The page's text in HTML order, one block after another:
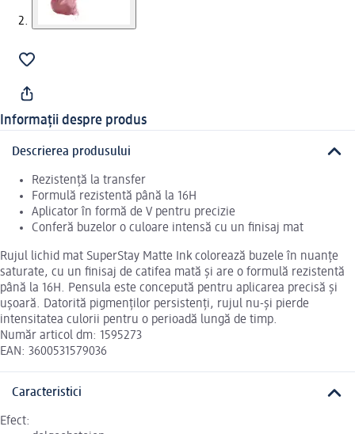
Informații despre produs
Descrierea produsului
Rezistență la transfer
Formulă rezistentă până la 16H
Aplicator în formă de V pentru precizie
Conferă buzelor o culoare intensă cu un finisaj mat
Rujul lichid mat SuperStay Matte Ink colorează buzele în nuanțe
saturate, cu un finisaj de catifea mată și are o formulă rezistentă
până la 16H. Pensula este concepută pentru aplicarea precisă și
ușoară. Datorită pigmenților persistenți, rujul nu-și pierde
intensitatea culorii pentru o perioadă lungă de timp.
Număr articol dm: 1595273
EAN: 3600531579036
Caracteristici
Efect: